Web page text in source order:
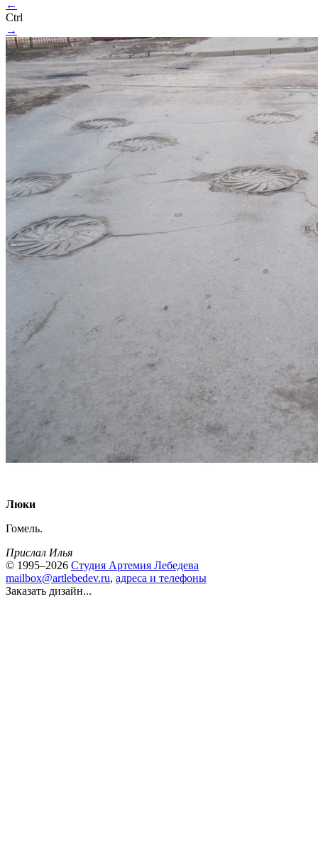
←
Ctrl
→
Люки
Гомель.
Прислал Илья
© 1995–2026 Студия Артемия Лебедева
mailbox@artlebedev.ru, адреса и телефоны
Заказать дизайн...